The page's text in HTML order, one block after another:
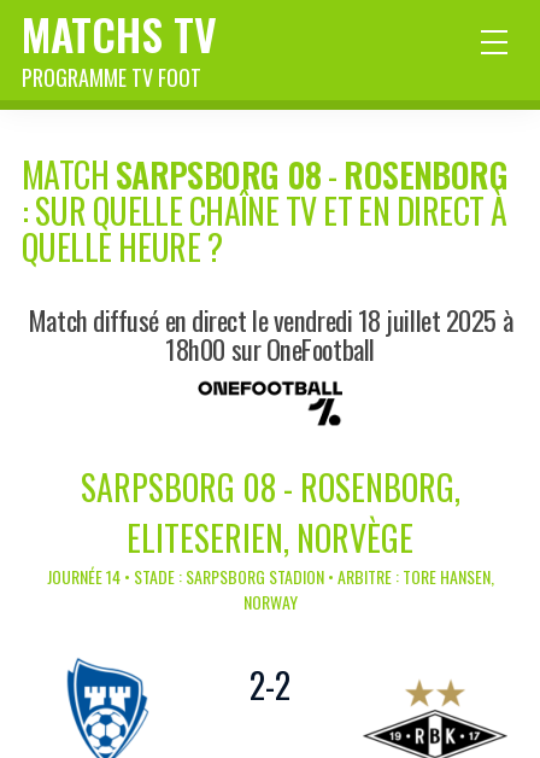
MATCHS TV
PROGRAMME TV FOOT
MATCHSARPSBORG 08-ROSENBORG
: SUR QUELLE CHAÎNE TV ET EN DIRECT À
QUELLE HEURE ?
Match diffusé en direct le vendredi 18 juillet 2025 à
18h00 sur OneFootball
SARPSBORG 08 - ROSENBORG,
ELITESERIEN, NORVÈGE
JOURNÉE 14 • STADE : SARPSBORG STADION • ARBITRE : TORE HANSEN,
NORWAY
2-2